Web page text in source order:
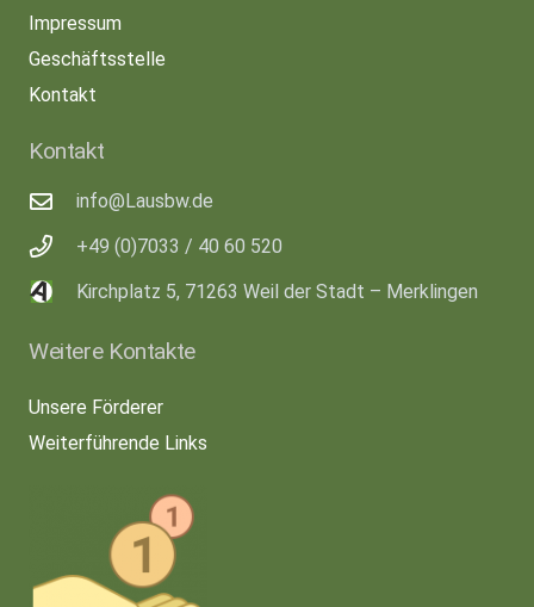
Impressum
Geschäftsstelle
Kontakt
Kontakt
info@Lausbw.de
+49 (0)7033 / 40 60 520
Kirchplatz 5, 71263 Weil der Stadt – Merklingen
Weitere Kontakte
Unsere Förderer
Weiterführende Links